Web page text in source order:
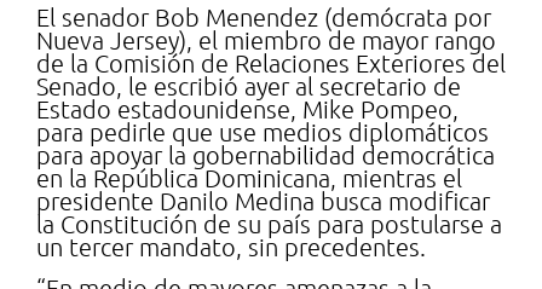
El senador Bob Menendez (demócrata por
Nueva Jersey), el miembro de mayor rango
de la Comisión de Relaciones Exteriores del
Senado, le escribió ayer al secretario de
Estado estadounidense, Mike Pompeo,
para pedirle que use medios diplomáticos
para apoyar la gobernabilidad democrática
en la República Dominicana, mientras el
presidente Danilo Medina busca modificar
la Constitución de su país para postularse a
un tercer mandato, sin precedentes.